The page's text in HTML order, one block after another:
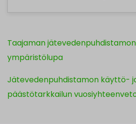
Taajaman jätevedenpuhdistamon
ympäristölupa
Jätevedenpuhdistamon käyttö-
päästötarkkailun